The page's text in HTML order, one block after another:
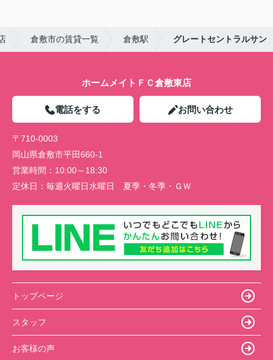
倉敷市の賃貸一覧 倉敷駅 グレートセントラルサン
ホームメイトＦＣ倉敷東店
電話をする お問い合わせ
〒710-0003
岡山県倉敷市平田660-1
営業時間： 10:00～18:30
定休日： 毎週火曜日水曜日 夏季・冬季・ＧＷ
トップページ
スタッフ
お客様の声